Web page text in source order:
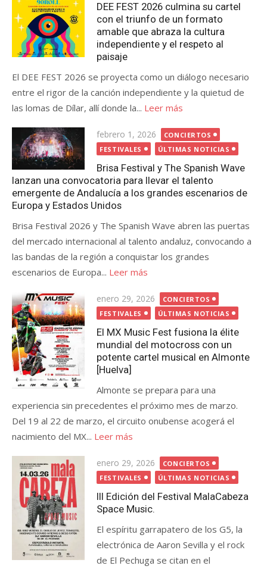
DEE FEST 2026 culmina su cartel
con el triunfo de un formato
amable que abraza la cultura
independiente y el respeto al
paisaje
El DEE FEST 2026 se proyecta como un diálogo necesario
entre el rigor de la canción independiente y la quietud de
las lomas de Dílar, allí donde la... Leer más
Publicada
el
febrero 1, 2026
CONCIERTOS
FESTIVALES
ÚLTIMAS NOTICIAS
Brisa Festival y The Spanish Wave
lanzan una convocatoria para llevar el talento
emergente de Andalucía a los grandes escenarios de
Europa y Estados Unidos
Brisa Festival 2026 y The Spanish Wave abren las puertas
del mercado internacional al talento andaluz, convocando a
las bandas de la región a conquistar los grandes
escenarios de Europa... Leer más
Publicada
el
enero 29, 2026
CONCIERTOS
FESTIVALES
ÚLTIMAS NOTICIAS
El MX Music Fest fusiona la élite
mundial del motocross con un
potente cartel musical en Almonte
[Huelva]
Almonte se prepara para una
experiencia sin precedentes el próximo mes de marzo.
Del 19 al 22 de marzo, el circuito onubense acogerá el
nacimiento del MX... Leer más
Publicada
el
enero 29, 2026
CONCIERTOS
FESTIVALES
ÚLTIMAS NOTICIAS
III Edición del Festival MalaCabeza
Space Music.
El espíritu garrapatero de los G5, la
electrónica de Aaron Sevilla y el rock
de El Pechuga se citan en el